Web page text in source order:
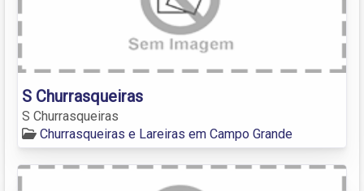
S Churrasqueiras
S Churrasqueiras
Churrasqueiras e Lareiras em Campo Grande